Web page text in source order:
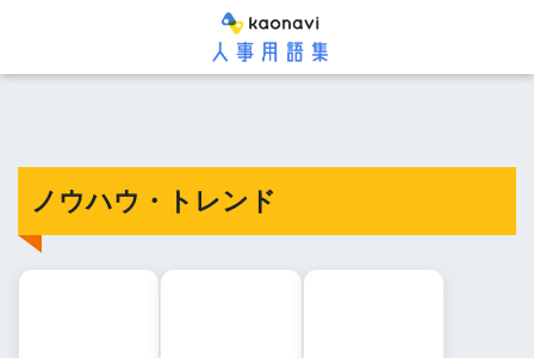
ノウハウ・トレンド